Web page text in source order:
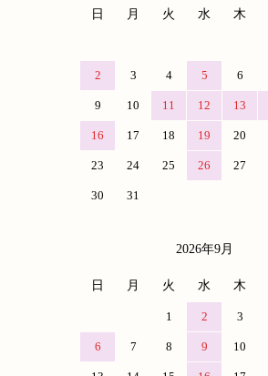
日 月 火 水 木
2 3 4 5 6
9 10 11 12 13
16 17 18 19 20
23 24 25 26 27
30 31
2026年9月
日 月 火 水 木
1 2 3
6 7 8 9 10